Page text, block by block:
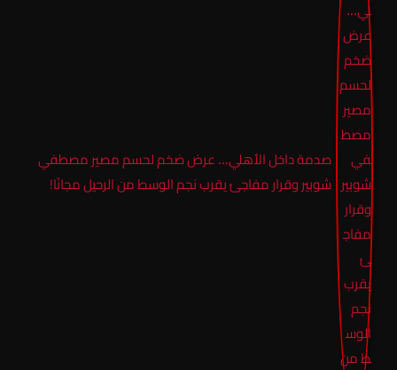
صدمة داخل الأهلي… عرض ضخم لحسم مصير مصطفي
شوبير وقرار مفاجئ يقرب نجم الوسط من الرحيل مجانًا!